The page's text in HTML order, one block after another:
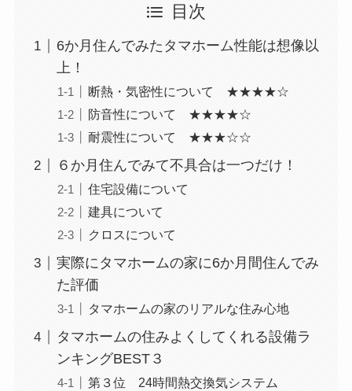
目次
6か月住んでみたタマホーム性能は想像以
上！
断熱・気密性について ★★★★☆
防音性について ★★★★☆
耐震性について ★★★☆☆
６か月住んでみて不具合は一つだけ！
住宅設備について
建具について
クロスについて
実際にタマホームの家に6か月間住んでみ
た評価
タマホームの家のリアルな住み心地
タマホームの住みよくしてくれる設備ラ
ンキングBEST３
第３位 24時間熱交換気システム